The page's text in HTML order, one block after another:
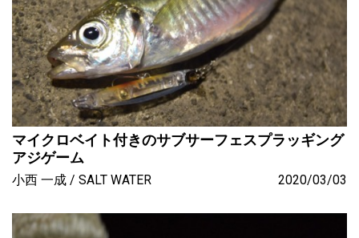
マイクロベイト付きのサブサーフェスプラッギング
アジゲーム
小西 一成 SALT WATER 2020/03/03